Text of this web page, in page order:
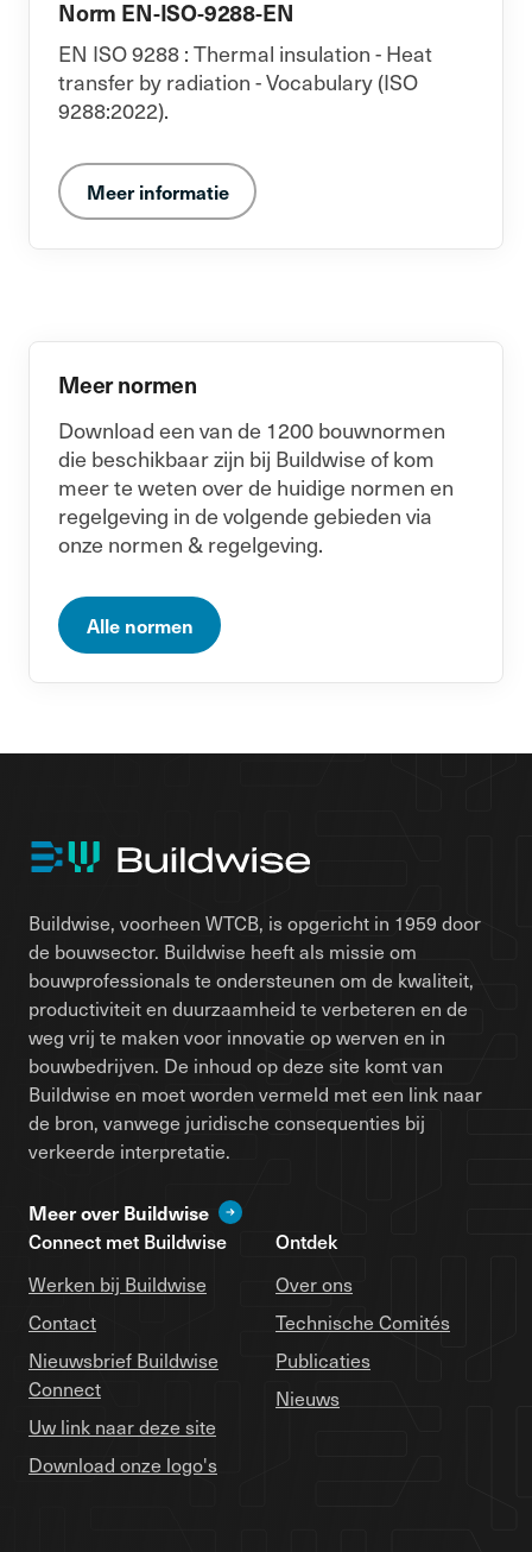
Norm EN-ISO-9288-EN
EN ISO 9288 : Thermal insulation - Heat
transfer by radiation - Vocabulary (ISO
9288:2022).
Meer informatie
Meer normen
Download een van de 1200 bouwnormen
die beschikbaar zijn bij Buildwise of kom
meer te weten over de huidige normen en
regelgeving in de volgende gebieden via
onze normen & regelgeving.
Alle normen
Buildwise, voorheen WTCB, is opgericht in 1959 door
de bouwsector. Buildwise heeft als missie om
bouwprofessionals te ondersteunen om de kwaliteit,
productiviteit en duurzaamheid te verbeteren en de
weg vrij te maken voor innovatie op werven en in
bouwbedrijven. De inhoud op deze site komt van
Buildwise en moet worden vermeld met een link naar
de bron, vanwege juridische consequenties bij
verkeerde interpretatie.
Meer over Buildwise
Connect met Buildwise
Werken bij Buildwise
Contact
Nieuwsbrief Buildwise
Connect
Uw link naar deze site
Download onze logo's
Ontdek
Over ons
Technische Comités
Publicaties
Nieuws